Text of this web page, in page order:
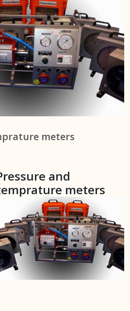
meters
and
meters